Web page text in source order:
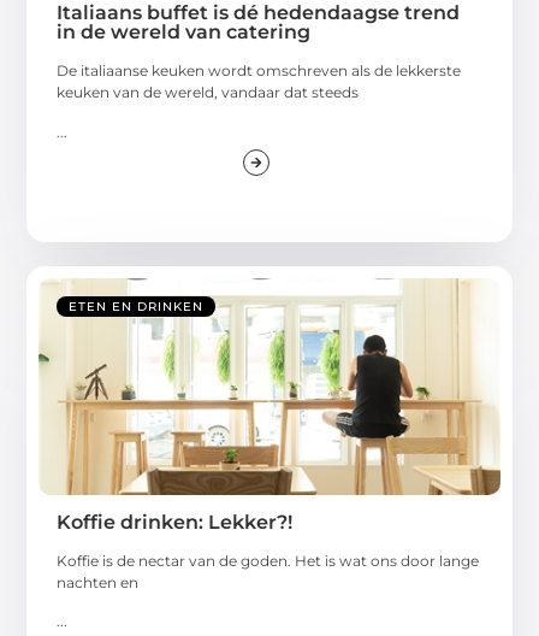
Italiaans buffet is dé hedendaagse trend
in de wereld van catering
De italiaanse keuken wordt omschreven als de lekkerste
keuken van de wereld, vandaar dat steeds
ETEN EN DRINKEN
Koffie drinken: Lekker?!
Koffie is de nectar van de goden. Het is wat ons door lange
nachten en
...